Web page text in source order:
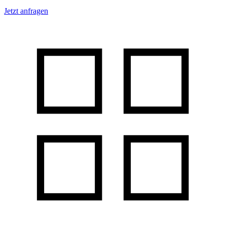
Jetzt anfragen